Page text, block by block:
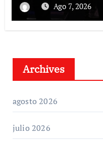
Ago 7, 2026
Archives
agosto 2026
julio 2026